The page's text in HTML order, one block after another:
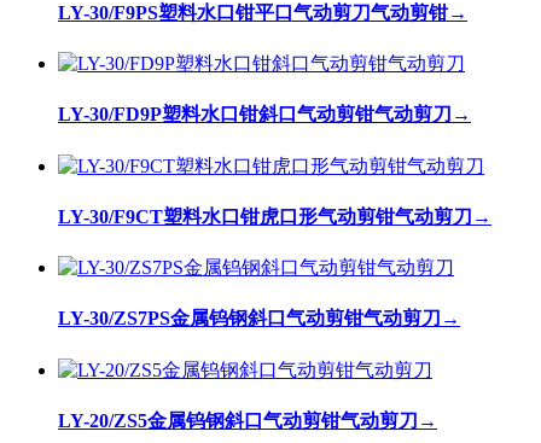
LY-30/F9PS塑料水口钳平口气动剪刀气动剪钳→
LY-30/FD9P塑料水口钳斜口气动剪钳气动剪刀 →
LY-30/F9CT塑料水口钳虎口形气动剪钳气动剪刀 →
LY-30/ZS7PS金属钨钢斜口气动剪钳气动剪刀 →
LY-20/ZS5金属钨钢斜口气动剪钳气动剪刀 →